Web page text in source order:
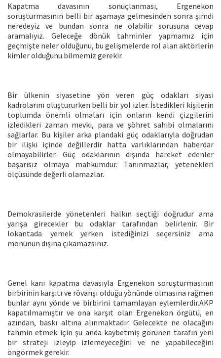
Kapatma davasının sonuçlanması, Ergenekon
soruşturmasının belli bir aşamaya gelmesinden sonra şimdi
neredeyiz ve bundan sonra ne olabilir sorusuna cevap
aramalıyız. Geleceğe dönük tahminler yapmamız için
geçmişte neler olduğunu, bu gelişmelerde rol alan aktörlerin
kimler olduğunu bilmemiz gerekir.
Bir ülkenin siyasetine yön veren güç odakları siyasi
kadrolarını oluştururken belli bir yol izler. İstedikleri kişilerin
toplumda önemli olmaları için onların kendi çizgilerini
izledikleri zaman mevki, para ve şöhret sahibi olmalarını
sağlarlar. Bu kişiler arka plandaki güç odaklarıyla doğrudan
bir ilişki içinde değillerdir hatta varlıklarından haberdar
olmayabilirler. Güç odaklarının dışında hareket edenler
başarısız olmaya mahkumdur. Tanınmazlar, yetenekleri
ölçüsünde değerli olamazlar.
Demokrasilerde yönetenleri halkın seçtiği doğrudur ama
yarışa girecekler bu odaklar tarafından belirlenir. Bir
lokantada yemek yerken istediğinizi seçersiniz ama
mönünün dışına çıkamazsınız.
Genel kanı kapatma davasıyla Ergenekon soruşturmasının
birbirinin karşıtı ve rövanşı olduğu yönünde olmasına rağmen
bunlar aynı yönde ve birbirini tamamlayan eylemlerdir.AKP
kapatılmamıştır ve ona karşıt olan Ergenekon örgütü, en
azından, baskı altına alınmaktadır. Gelecekte ne olacağını
tahmin etmek için şu anda kaybetmiş görünen tarafın yeni
bir strateji izleyip izlemeyeceğini ve ne yapabileceğini
öngörmek gerekir.